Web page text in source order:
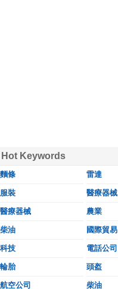
Hot Keywords
麵條 雷達
服裝 醫療器械
醫療器械 農業
柴油 國際貿易
科技 電話公司
輪胎 頭盔
航空公司 柴油